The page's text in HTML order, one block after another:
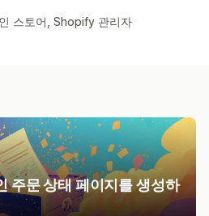
스토어, Shopify 관리자
주문 상태 페이지를 생성하